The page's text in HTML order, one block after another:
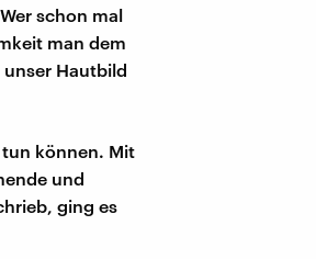
schon mal
man dem
unser Hautbild
tun können. Mit
und
ging es